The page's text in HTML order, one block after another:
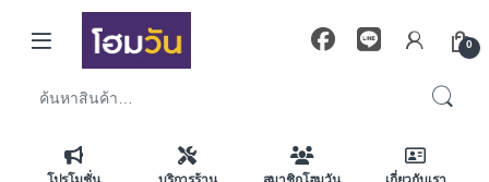
Skip to navigation
Skip to content
0